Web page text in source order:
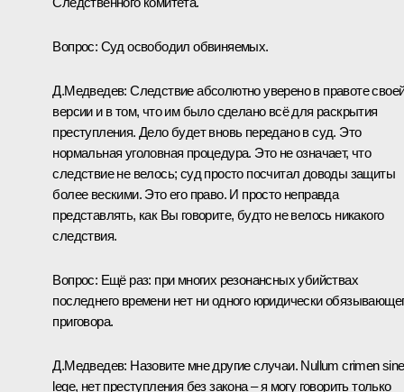
Вопрос: Суд освободил обвиняемых.
Д.Медведев: Следствие абсолютно уверено в правоте
версии и в том, что им было сделано всё для раскрытия
преступления. Дело будет вновь передано в суд. Это
нормальная уголовная процедура. Это не означает, что
следствие не велось; суд просто посчитал доводы защиты
более вескими. Это его право. И просто неправда
представлять, как Вы говорите, будто не велось никакого
следствия.
Вопрос: Ещё раз: при многих резонансных убийствах
последнего времени нет ни одного юридически
приговора.
Д.Медведев: Назовите мне другие случаи. Nullum crimen sine
lege, нет преступления без закона – я могу говорить только